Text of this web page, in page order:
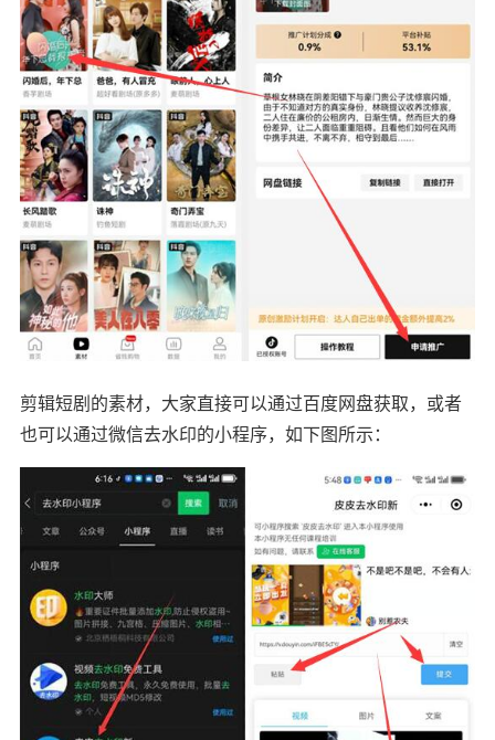
剪辑短剧的素材，大家直接可以通过百度网盘获取，或者
也可以通过微信去水印的小程序，如下图所示：